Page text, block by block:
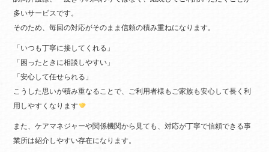
多いサービスです。
そのため、毎回の対応がそのまま信頼の積み重ねになります。
「いつも丁寧に接してくれる」
「困ったときに相談しやすい」
「安心して任せられる」
こうした思いが積み重なることで、ご利用者様もご家族も安心して長く利
用しやすくなります
また、ケアマネジャーや関係機関から見ても、対応が丁寧で信頼できる事
業所は紹介しやすい存在になります。